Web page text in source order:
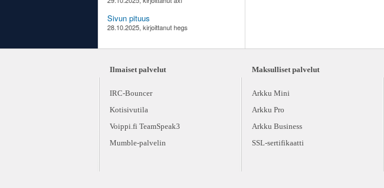
Sivun pituus
28.10.2025, kirjoittanut hegs
Ilmaiset palvelut
IRC-Bouncer
Kotisivutila
Voippi.fi TeamSpeak3
Mumble-palvelin
Maksulliset palvelut
Arkku Mini
Arkku Pro
Arkku Business
SSL-sertifikaatti